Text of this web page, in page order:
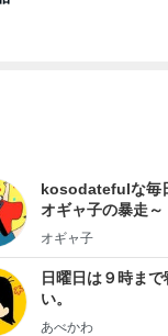
kosodatefulな毎
オギャ子の暴走～
オギャ子
日曜日は９時まで
い。
あべかわ